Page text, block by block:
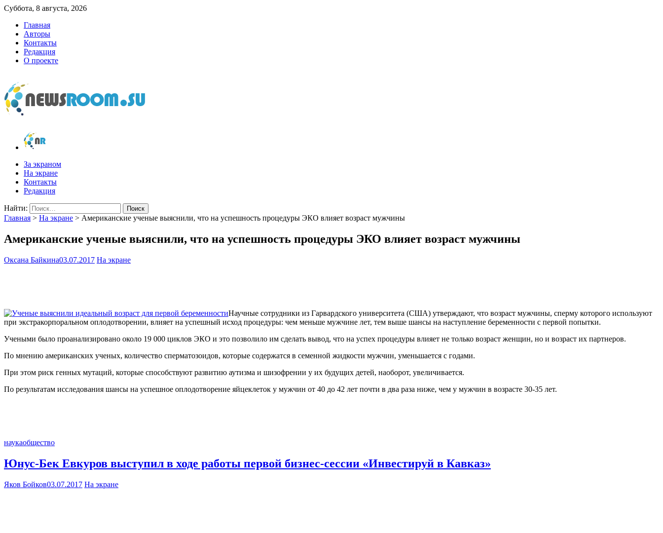
Суббота, 8 августа, 2026
Главная
Авторы
Контакты
Редакция
О проекте
newsroom.su
Новости о новостях
За экраном
На экране
Контакты
Редакция
Найти:
Главная > На экране > Американские ученые выяснили, что на успешность процедуры ЭКО влияет возраст мужчины
Американские ученые выяснили, что на успешность процедуры ЭКО влияет возраст мужчины
Оксана Байкина03.07.2017 На экране
Научные сотрудники из Гарвардского университета (США) утверждают, что возраст мужчины, сперму которого используют
при экстракорпоральном оплодотворении, влияет на успешный исход процедуры: чем меньше мужчине лет, тем выше шансы на наступление беременности с первой попытки.
Учеными было проанализировано около 19 000 циклов ЭКО и это позволило им сделать вывод, что на успех процедуры влияет не только возраст женщин, но и возраст их партнеров.
По мнению американских ученых, количество сперматозоидов, которые содержатся в семенной жидкости мужчин, уменьшается с годами.
При этом риск генных мутаций, которые способствуют развитию аутизма и шизофрении у их будущих детей, наоборот, увеличивается.
По результатам исследования шансы на успешное оплодотворение яйцеклеток у мужчин от 40 до 42 лет почти в два раза ниже, чем у мужчин в возрасте 30-35 лет.
наукаобщество
Юнус-Бек Евкуров выступил в ходе работы первой бизнес-сессии «Инвестируй в Кавказ»
Яков Бойков03.07.2017 На экране